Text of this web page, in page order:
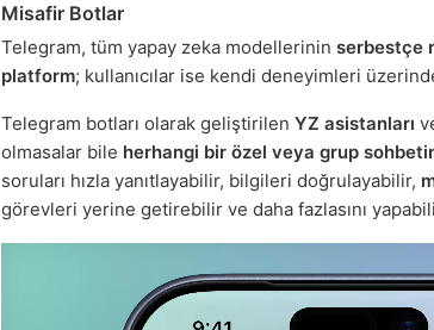
Misafir Botlar
Telegram, tüm yapay zeka modellerinin serbestçe
platform; kullanıcılar ise kendi deneyimleri
Telegram botları olarak geliştirilen YZ asistanları
olmasalar bile herhangi bir özel veya grup
soruları hızla yanıtlayabilir, bilgileri doğrulayabilir,
görevleri yerine getirebilir ve daha fazlasını